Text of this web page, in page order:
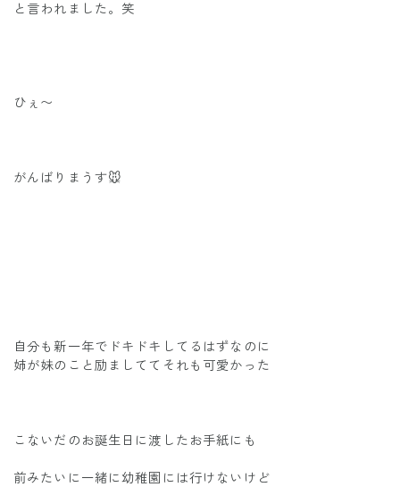
と言われました。笑
ひぇ〜
がんばりまうす🐭
自分も新一年でドキドキしてるはずなのに
姉が妹のこと励ましててそれも可愛かった
こないだのお誕生日に渡したお手紙にも
前みたいに一緒に幼稚園には行けないけど